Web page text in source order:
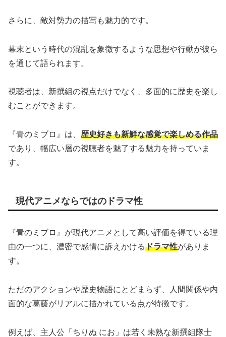
さらに、敵対勢力の描写も魅力的です。
幕末という時代の混乱を象徴するような思想や行動が彼ら
を通じて語られます。
視聴者は、新撰組の視点だけでなく、多面的に歴史を楽し
むことができます。
『青のミブロ』は、 歴史好きも新鮮な感覚で楽しめる作品
であり、幅広い層の視聴者を魅了する魅力を持っていま
す。
現代アニメならではのドラマ性
『青のミブロ』が現代アニメとして高い評価を得ている理
由の一つに、濃密で感情に訴えかけるドラマ性がありま
す。
ただのアクションや歴史物語にとどまらず、人間関係や内
面的な葛藤がリアルに描かれている点が特徴です。
例えば、主人公「ちりぬ にお」は若く未熟な新撰組隊士